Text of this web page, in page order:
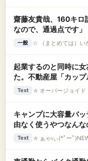
齋藤友貴哉、160キロ
なので、通過点です」
一般 ☆ （まとめては）
起業するのと同時に
た。不動産屋「カッ
す」俺「結婚した
Text ★ オーバージョイ
キャンプに大容量バ
由なく使うやつなんな
Text ★ ぁゃιぃ(*ﾟーﾟ